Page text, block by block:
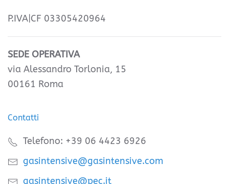
P.IVA|CF 03305420964
SEDE OPERATIVA
via Alessandro Torlonia, 15
00161 Roma
Contatti
Telefono: +39 06 4423 6926
gasintensive@gasintensive.com
gasintensive@pec.it